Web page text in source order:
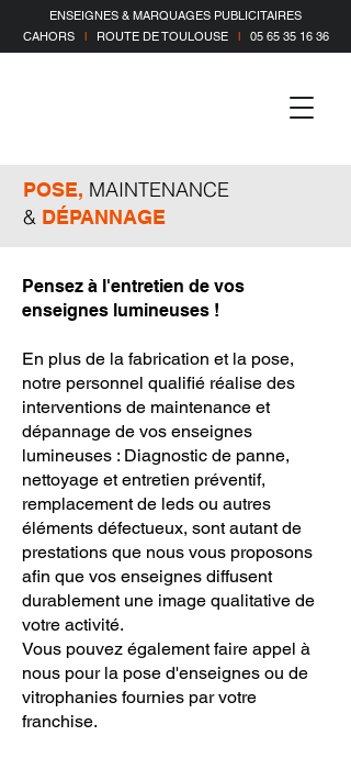
ENSEIGNES & MARQUAGES PUBLICITAIRES
CAHORSl ROUTE DE TOULOUSEl 05 65 35 16 36
POSE, MAINTENANCE
& DÉPANNAGE
Pensez à l'entretien de vos
enseignes lumineuses !
En plus de la fabrication et la pose,
notre personnel qualifié réalise des
interventions de maintenance et
dépannage de vos enseignes
lumineuses : Diagnostic de panne,
nettoyage et entretien préventif,
remplacement de leds ou autres
éléments défectueux, sont autant de
prestations que nous vous proposons
afin que vos enseignes diffusent
durablement une image qualitative de
votre activité.
Vous pouvez également faire appel à
nous pour la pose d'enseignes ou de
vitrophanies fournies par votre
franchise.